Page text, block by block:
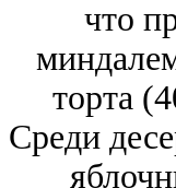
что
торта
Среди